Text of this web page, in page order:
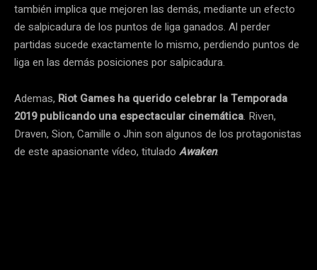
también implica que mejoren las demás, mediante un efecto
de salpicadura de los puntos de liga ganados. Al perder
partidas sucede exactamente lo mismo, perdiendo puntos de
liga en las demás posiciones por salpicadura.
Ademas, Riot Games ha querido celebrar la Temporada
2019 publicando una espectacular cinemática. Riven,
Draven, Sion, Camille o Jhin son algunos de los protagonistas
de este apasionante vídeo, titulado Awaken.